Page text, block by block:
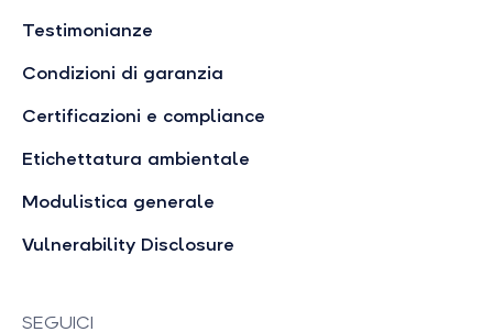
Testimonianze
Condizioni di garanzia
Certificazioni e compliance
Etichettatura ambientale
Modulistica generale
Vulnerability Disclosure
SEGUICI